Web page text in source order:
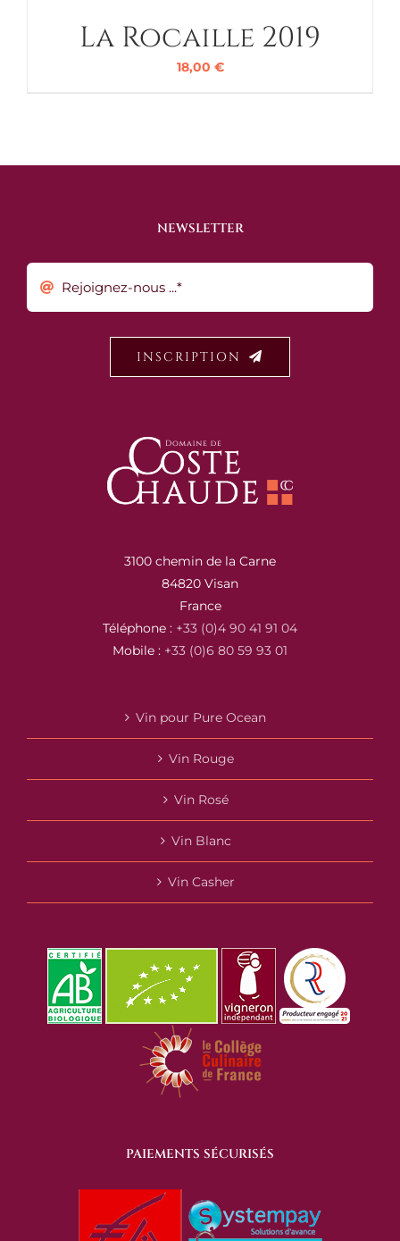
La Rocaille 2019
18,00 €
NEWSLETTER
INSCRIPTION
3100 chemin de la Carne
84820 Visan
France
Téléphone : +33 (0)4 90 41 91 04
Mobile : +33 (0)6 80 59 93 01
Vin pour Pure Ocean
Vin Rouge
Vin Rosé
Vin Blanc
Vin Casher
PAIEMENTS SÉCURISÉS